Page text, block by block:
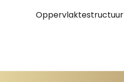
Oppervlaktestructuur